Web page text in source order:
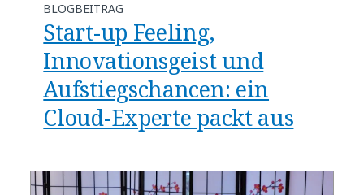
BLOGBEITRAG
Start-up Feeling,
Innovationsgeist und
Aufstiegschancen: ein
Cloud-Experte packt aus